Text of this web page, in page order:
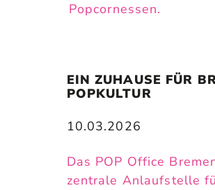
Popcornessen.
EIN ZUHAUSE FÜR
POPKULTUR
10.03.2026
Das POP Office
zentrale Anlaufstelle